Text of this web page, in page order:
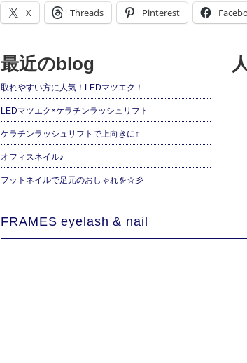
X Threads Pinterest
最近のblog
取れやすい方に人気！LEDマツエク！
LEDマツエク×ケラチンラッシュリフト
ケラチンラッシュリフトで上向きに↑
オフィスネイル♪
フットネイルで足元のおしゃれを☆彡
FRAMES eyelash & nail